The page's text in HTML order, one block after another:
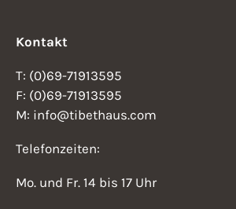
Kontakt
T: (0)69-71913595
F: (0)69-71913595
M: info@tibethaus.com
Telefonzeiten:
Mo. und Fr. 14 bis 17 Uhr